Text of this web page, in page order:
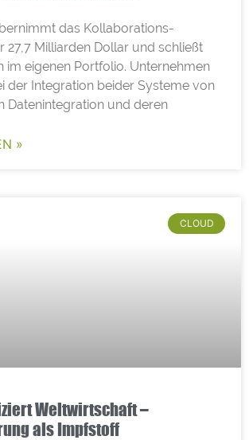
das Kollaborations-
27,7 Milliarden Dollar und schließt
im eigenen Portfolio. Unternehmen
der Integration beider Systeme von
Datenintegration und deren
»
CLOUD
Weltwirtschaft –
als Impfstoff